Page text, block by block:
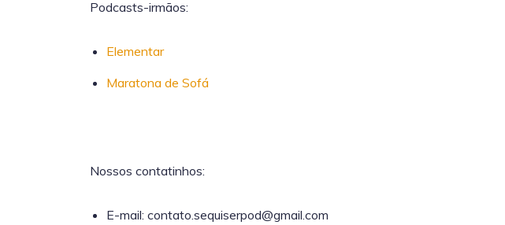
Podcasts-irmãos:
Elementar
Maratona de Sofá
Nossos contatinhos:
E-mail: contato.sequiserpod@gmail.com